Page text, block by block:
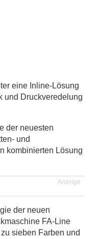
eine Inline-Lösung
und Druckveredelung
der neuesten
und
kombinierten Lösung
Anzeige
der neuen
FA-Line
sieben Farben und